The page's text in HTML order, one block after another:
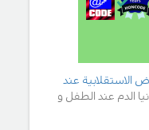
الاستقلابية عند
الدم عند الطفل و